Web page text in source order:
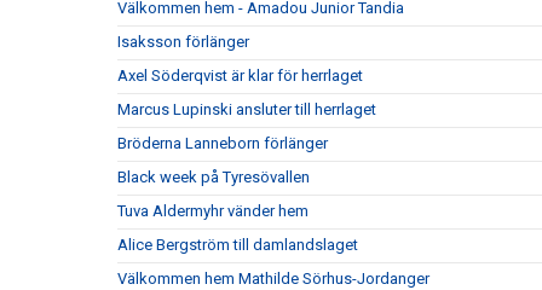
Välkommen hem - Amadou Junior Tandia
Isaksson förlänger
Axel Söderqvist är klar för herrlaget
Marcus Lupinski ansluter till herrlaget
Bröderna Lanneborn förlänger
Black week på Tyresövallen
Tuva Aldermyhr vänder hem
Alice Bergström till damlandslaget
Välkommen hem Mathilde Sörhus-Jordanger